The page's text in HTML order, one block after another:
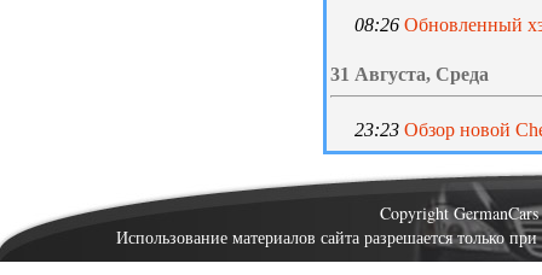
08:26 Обновленный
31 Августа, Среда
23:23 Обзор новой
Copyright
Использование материалов сайта разрешается только